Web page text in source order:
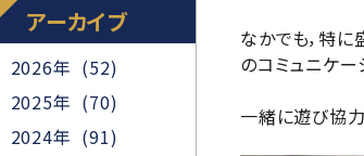
アーカイブ
2026年 (52)
2025年 (70)
2024年 (91)
なかでも，特に
のコミュニケー
一緒に遊び協